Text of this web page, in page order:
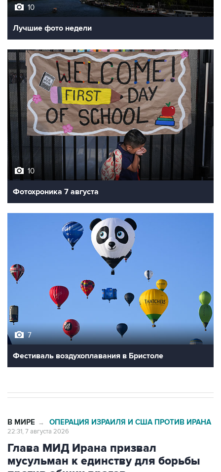
10
Лучшие фото недели
10
Фотохроника 7 августа
7
Фестиваль воздухоплавания в Бристоле
В МИРЕ → ОПЕРАЦИЯ ИЗРАИЛЯ И США ПРОТИВ ИРАНА
22:31, 7 августа 2026
Глава МИД Ирана призвал
мусульман к единству для борьбы